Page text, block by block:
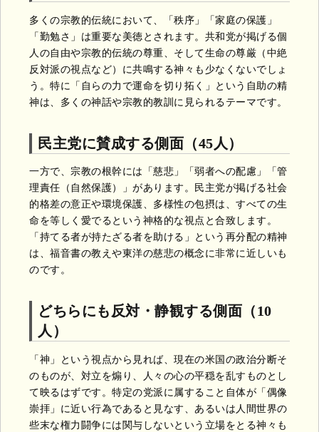
多くの宗教的伝統において、「秩序」「家庭の保護」
「勤勉さ」は重要な美徳とされます。共和党が掲げる個
人の自由や宗教的伝統の尊重、そして生命の尊厳（中絶
反対派の視点など）に共鳴する神々も少なくないでしょ
う。特に「自らの力で運命を切り拓く」という自助の精
神は、多くの神話や宗教的教訓に見られるテーマです。
民主党に賛成する側面（45人）
一方で、宗教の根幹には「慈悲」「弱者への配慮」「管
理責任（自然保護）」があります。民主党が掲げる社会
的格差の意正や環境保護、多様性の包摂は、すべての生
命を等しく愛でるという神格的な視点と合致します。
「持てる者が持たざる者を助ける」という再分配の精神
は、福音書の教えや東洋の慈悲の概念に非常に近しいも
のです。
どちらにも反対・静観する側面（10
人）
「神」という視点から見れば、現在の米国の政治分断そ
のものが、対立を煽り、人々の心の平穏を乱すものとし
て映るはずです。特定の党派に属すること自体が「偶像
崇拝」に近い行為であると見なす、あるいは人間世界の
些末な権力闘争には関与しないという立場をとる神々も